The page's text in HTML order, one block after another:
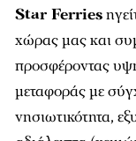
Star Ferries
χώρας μας και
προσφέροντας
μεταφοράς με
νησιωτικότητα,